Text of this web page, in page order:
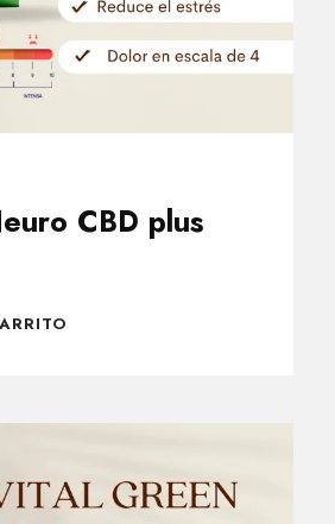
CBD plus